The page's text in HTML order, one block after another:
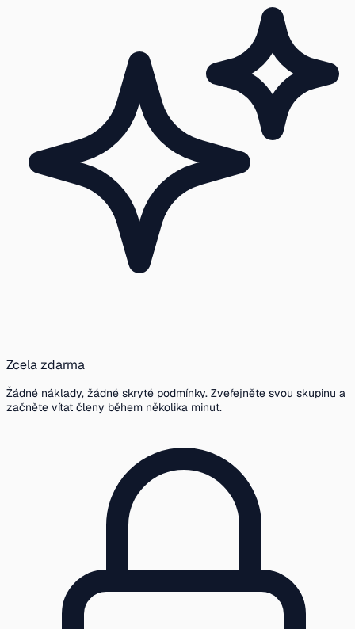
Zcela zdarma
Žádné náklady, žádné skryté podmínky. Zveřejněte svou skupinu a
začněte vítat členy během několika minut.